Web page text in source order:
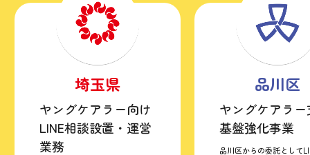
埼玉県
ヤングケアラー向け
LINE相談設置・運営
業務
品川区
ヤングケアラ
基盤強化事業
品川区からの委託として